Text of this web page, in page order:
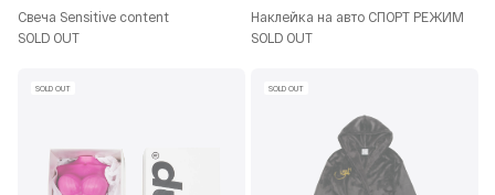
Свеча Sensitive content
SOLD OUT
Наклейка на авто СПОРТ РЕЖИМ
SOLD OUT
SOLD OUT SOLD OUT